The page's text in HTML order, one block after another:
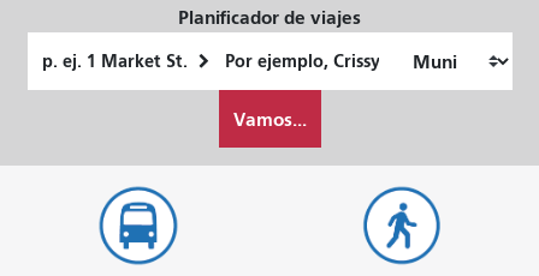
Planificador de viajes
de
quiero
viajar
Vamos...